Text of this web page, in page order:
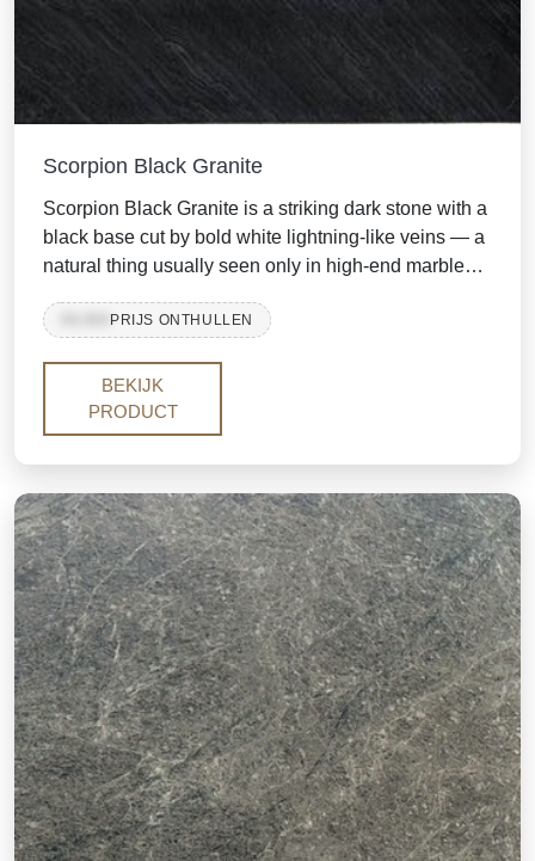
Scorpion Black Granite
Scorpion Black Granite is a striking dark stone with a
black base cut by bold white lightning-like veins — a
natural thing usually seen only in high-end marbles
belt of Rajasthan, it offers a high-silica, hard-wearing
exotic stones. Its layered, flowing texture makes
every slab one of a kind.
PRIJS ONTHULLEN
BEKIJK
PRODUCT